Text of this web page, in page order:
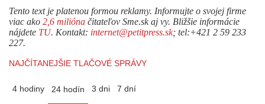
Tento text je platenou formou reklamy. Informujte o svojej firme
viac ako 2,6 milióna čitateľov Sme.sk aj vy. Bližšie informácie
nájdete TU. Kontakt: internet@petitpress.sk; tel:+421 2 59 233
227.
NAJČÍTANEJŠIE TLAČOVÉ SPRÁVY
4 hodiny 24 hodín 3 dni 7 dní